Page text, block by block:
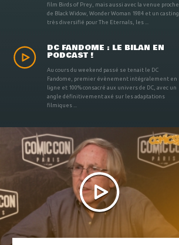
film Birds of Prey, mais aussi avec la venue proche
de Black Widow, Wonder Woman 1984 et un casting
très diversifié pour The Eternals, les ...
DC FANDOME : LE BILAN EN
PODCAST !
Au cours du weekend passé se tenait le DC
Fandome, premier évènement intégralement en
ligne et 100% consacré aux univers de DC, avec un
angle définitivement axé sur les adaptations
filmiques ...